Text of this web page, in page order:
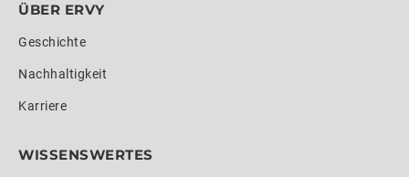
ÜBER ERVY
Geschichte
Nachhaltigkeit
Karriere
WISSENSWERTES